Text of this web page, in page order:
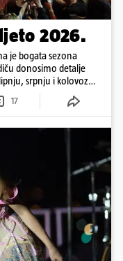
2026.
je bogata sezona
donosimo detalje
srpnju i kolovozu
17